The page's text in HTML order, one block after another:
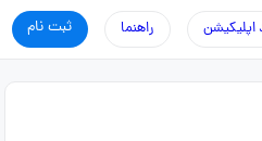
ثبت نام راهنما اپلیکیشن